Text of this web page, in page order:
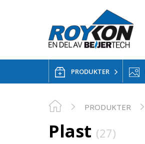
PRODUKTER
PRODUKTER
Plast (27)